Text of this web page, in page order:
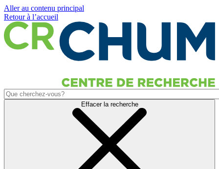
Aller au contenu principal
Retour à l’accueil
Effacer la recherche